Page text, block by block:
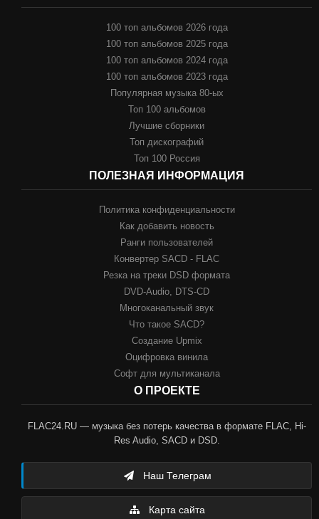
100 топ альбомов 2026 года
100 топ альбомов 2025 года
100 топ альбомов 2024 года
100 топ альбомов 2023 года
Популярная музыка 80-ых
Топ 100 альбомов
Лучшие сборники
Топ дискографий
Топ 100 Россия
ПОЛЕЗНАЯ ИНФОРМАЦИЯ
Политика конфиденциальности
Как добавить новость
Ранги пользователей
Конвертер SACD - FLAC
Резка на треки DSD формата
DVD-Audio, DTS-CD
Многоканальный звук
Что такое SACD?
Создание Upmix
Оцифровка винила
Софт для мультиканала
О ПРОЕКТЕ
FLAC24.RU — музыка без потерь качества в формате FLAC, Hi-
Res Audio, SACD и DSD.
Наш Телеграм
Карта сайта